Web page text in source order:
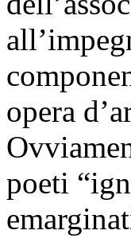
opera
poeti